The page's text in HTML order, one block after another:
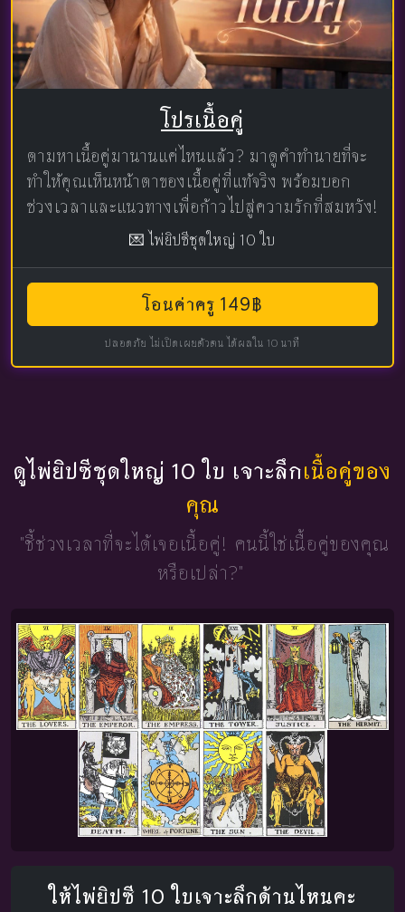
โปรเนื้อคู่
ตามหาเนื้อคู่มานานแค่ไหนแล้ว? มาดูคำทำนายที่จะ
ทำให้คุณเห็นหน้าตาของเนื้อคู่ที่แท้จริง พร้อมบอก
ช่วงเวลาและแนวทางเพื่อก้าวไปสู่ความรักที่สมหวัง!
💌 ไพ่ยิปซีชุดใหญ่ 10 ใบ
โอนค่าครู 149฿
ปลอดภัย ไม่เปิดเผยตัวตน ได้ผลใน 10 นาที
ดูไพ่ยิปซีชุดใหญ่ 10 ใบ เจาะลึกเนื้อคู่ของ
คุณ
"ชี้ช่วงเวลาที่จะได้เจอเนื้อคู่! คนนี้ใช่เนื้อคู่ของคุณ
หรือเปล่า?"
ให้ไพ่ยิปซี 10 ใบเจาะลึกด้านไหนคะ